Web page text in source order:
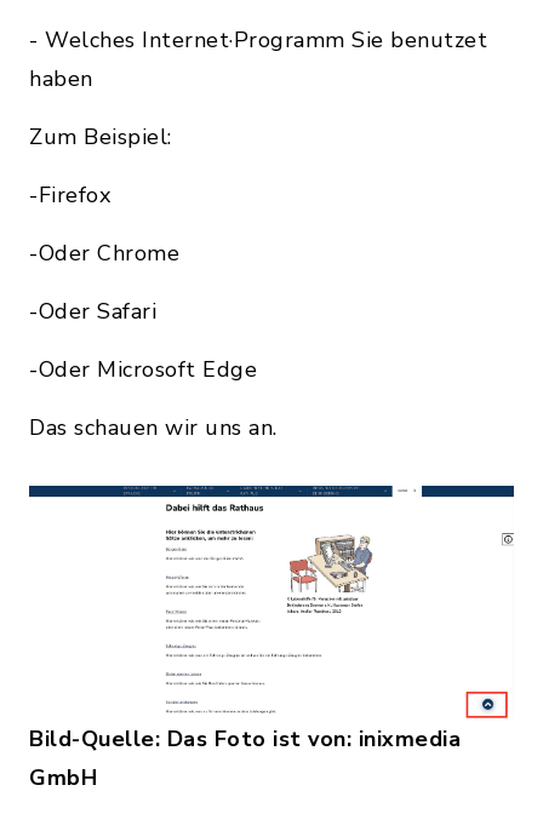
- Welches Internet·Programm Sie benutzet
haben
Zum Beispiel:
-Firefox
-Oder Chrome
-Oder Safari
-Oder Microsoft Edge
Das schauen wir uns an.
Bild-Quelle: Das Foto ist von: inixmedia
GmbH